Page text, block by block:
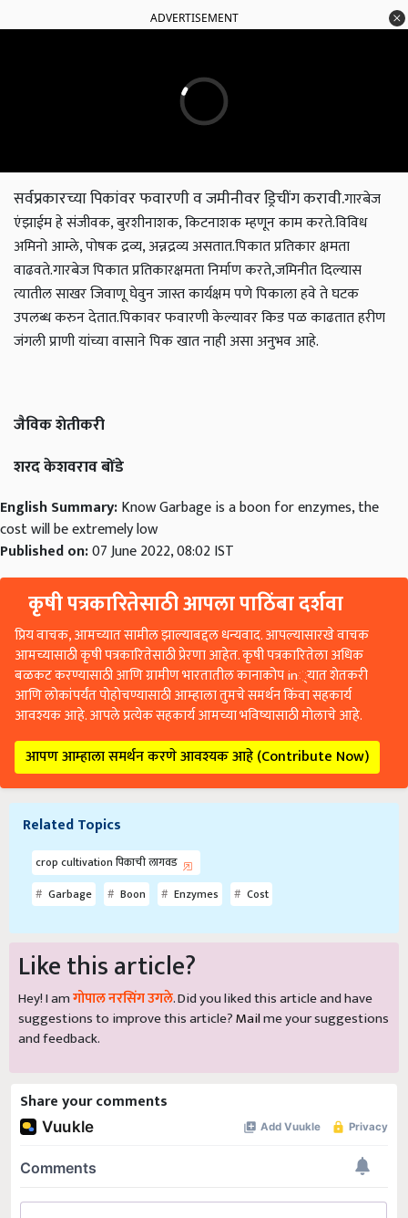
ADVERTISEMENT
सर्वप्रकारच्या पिकांवर फवारणी व जमीनीवर ड्रिचींग करावी.गारबेज
एंझाईम हे संजीवक, बुरशीनाशक, किटनाशक म्हणून काम करते.विविध
अमिनो आम्ले, पोषक द्रव्य, अन्नद्रव्य असतात.पिकात प्रतिकार क्षमता
वाढवते.गारबेज पिकात प्रतिकारक्षमता निर्माण करते,जमिनीत दिल्यास
त्यातील साखर जिवाणू घेवुन जास्त कार्यक्षम पणे पिकाला हवे ते घटक
उपलब्ध करुन देतात.पिकावर फवारणी केल्यावर किड पळ काढतातहरीण
जंगली प्राणी यांच्या वासाने पिक खात नाही असा अनुभव आहे.
जैविक शेतीकरी
शरद केशवराव बोंडे
English Summary:Know Garbage is a boon for enzymes, the
cost will be extremely low
Published on:07 June 2022, 08:02 IST
कृषी पत्रकारितेसाठी आपला पाठिंबा दर्शवा
प्रिय वाचक, आमच्यात सामील झाल्याबद्दल धन्यवाद. आपल्यासारखे वाचक
आमच्यासाठी कृषी पत्रकारितेसाठी प्रेरणा आहेत. कृषी पत्रकारितेला अधिक
बळकट करण्यासाठी आणि ग्रामीण भारतातील कानाकोप in्यात शेतकरी
आणि लोकांपर्यंत पोहोचण्यासाठी आम्हाला तुमचे समर्थन किंवा सहकार्य
आवश्यक आहे. आपले प्रत्येक सहकार्य आमच्या भविष्यासाठी मोलाचे आहे.
आपण आम्हाला समर्थन करणे आवश्यक आहे (Contribute Now)
Related Topics
crop cultivation पिकाची लागवड
Garbage
Boon Enzymes Cost
Like this article?
Hey! I amगोपाल नरसिंग उगले. Did you liked this article and have
suggestions to improve this article?Mailme your suggestions
and feedback.
Share your comments